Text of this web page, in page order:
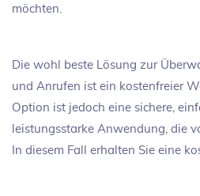
möchten.
Die wohl beste Lösung zur
und Anrufen ist ein kostenfreier
Option ist jedoch eine sichere,
leistungsstarke Anwendung, die
In diesem Fall erhalten Sie eine